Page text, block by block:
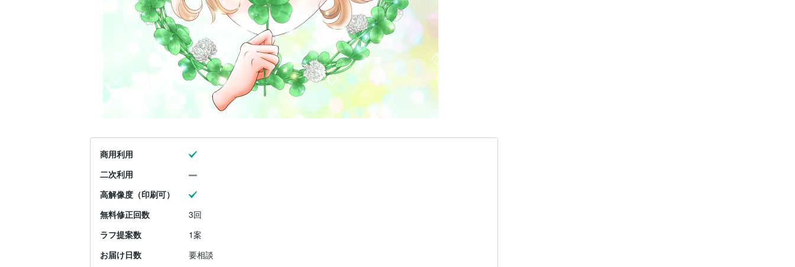
商用利用
二次利用
高解像度（印刷可）
無料修正回数
3回
ラフ提案数
1案
お届け日数
要相談